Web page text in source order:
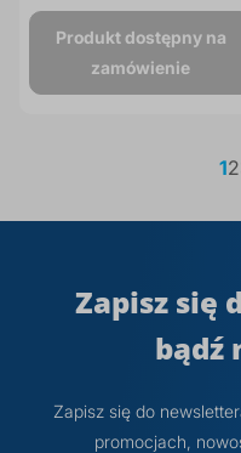
Produkt dostępny na
zamówienie
12
Zapisz się
bądź
Zapisz się do
promocjach,